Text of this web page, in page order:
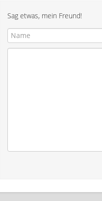
Sag etwas, mein Freund!